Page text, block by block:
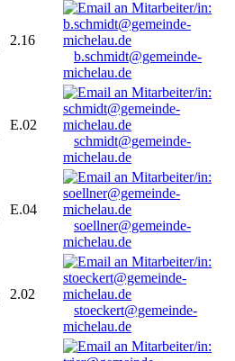
2.16
b.schmidt@gemeinde-
michelau.de
E.02
schmidt@gemeinde-
michelau.de
E.04
soellner@gemeinde-
michelau.de
2.02
stoeckert@gemeinde-
michelau.de